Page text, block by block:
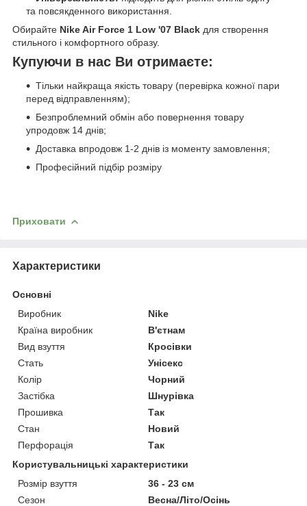
та повсякденного використання.
Обирайте Nike Air Force 1 Low '07 Black для створення
стильного і комфортного образу.
Купуючи в нас Ви отримаєте:
Тільки найкраща якість товару (перевірка кожної пари
перед відправленням);
Безпроблемний обмін або повернення товару
упродовж 14 днів;
Доставка впродовж 1-2 днів із моменту замовлення;
Професійний підбір розміру
Приховати
Характеристики
Основні
Виробник
Nike
Країна виробник
В'єтнам
Вид взуття
Кросівки
Стать
Унісекс
Колір
Чорний
Застібка
Шнурівка
Прошивка
Так
Стан
Новий
Перфорація
Так
Користувальницькі характеристики
Розмір взуття
36 - 23 см
Сезон
Весна/Літо/Осінь